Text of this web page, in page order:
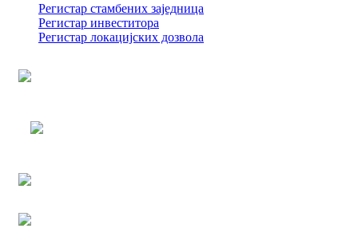
Регистар стамбених заједница
Регистар инвеститора
Регистар локацијских дозвола